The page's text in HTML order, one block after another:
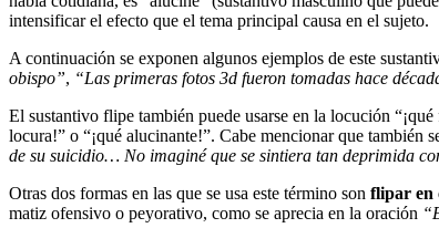
intensificar el efecto que el tema principal causa en el sujeto.
A continuación se exponen algunos ejemplos de este
obispo”, “Las primeras fotos 3d fueron tomadas hace
El sustantivo flipe también puede usarse en la locución
locura!” o “¡qué alucinante!”. Cabe mencionar que también
de su suicidio… No imaginé que se sintiera tan deprimida
Otras dos formas en las que se usa este término son flipar en
matiz ofensivo o peyorativo, como se aprecia en la oración